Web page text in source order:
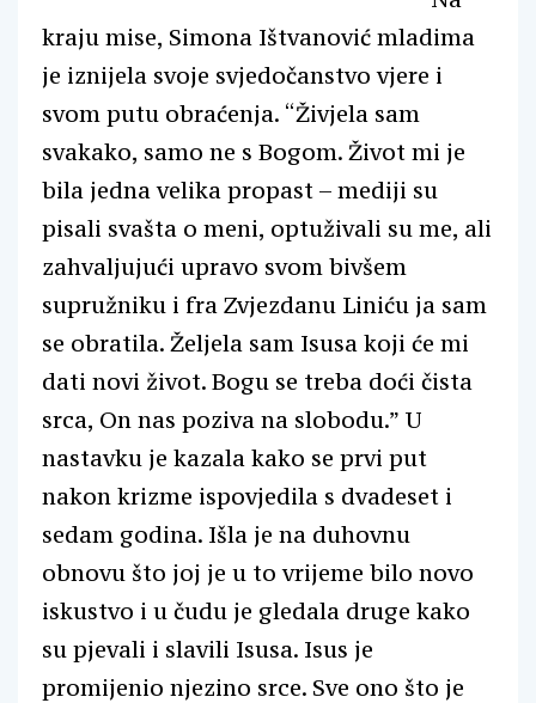
kraju mise, Simona Ištvanović mladima
je iznijela svoje svjedočanstvo vjere i
svom putu obraćenja. “Živjela sam
svakako, samo ne s Bogom. Život mi je
bila jedna velika propast – mediji su
pisali svašta o meni, optuživali su me, ali
zahvaljujući upravo svom bivšem
supružniku i fra Zvjezdanu Liniću ja sam
se obratila. Željela sam Isusa koji će mi
dati novi život. Bogu se treba doći čista
srca, On nas poziva na slobodu.” U
nastavku je kazala kako se prvi put
nakon krizme ispovjedila s dvadeset i
sedam godina. Išla je na duhovnu
obnovu što joj je u to vrijeme bilo novo
iskustvo i u čudu je gledala druge kako
su pjevali i slavili Isusa. Isus je
promijenio njezino srce. Sve ono što je